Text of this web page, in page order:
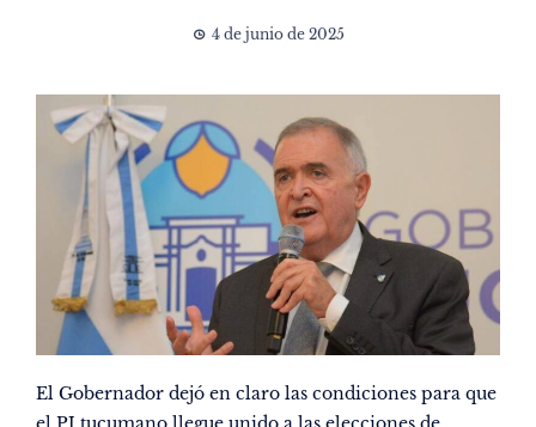
4 de junio de 2025
El Gobernador dejó en claro las condiciones para que